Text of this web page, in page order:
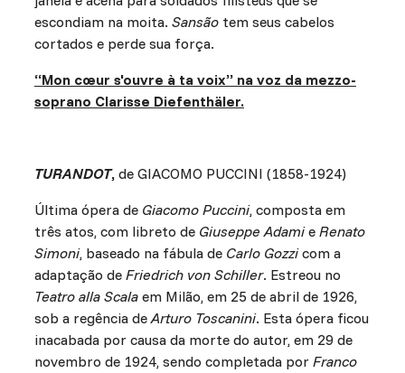
escondiam na moita. Sansãotem seus cabelos
cortados e perde sua força.
“Mon cœur s'ouvre à ta voix” na voz da mezzo-
soprano Clarisse Diefenthäler.
TURANDOT,de GIACOMO PUCCINI (1858-1924)
Última ópera de Giacomo Puccini, composta em
três atos, com libreto de Giuseppe Adamie Renato
Simoni, baseado na fábula de Carlo Gozzicom a
adaptação de Friedrich von Schiller. Estreou no
Teatro alla Scalaem Milão, em 25 de abril de 1926,
sob a regência deArturo Toscanini. Esta ópera ficou
inacabada por causa da morte do autor, em 29 de
novembro de 1924, sendo completada por Franco